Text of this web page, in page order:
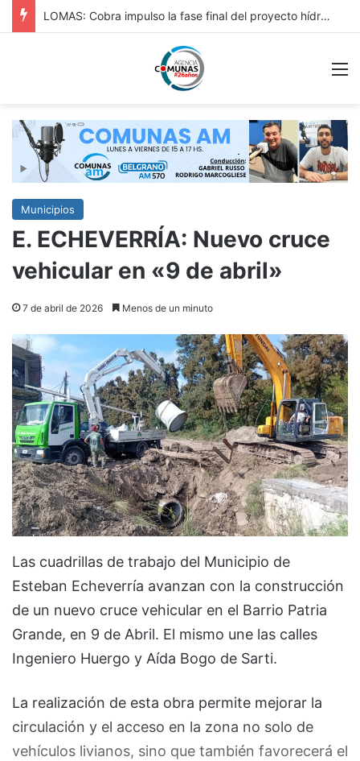
HURLINGAM: IMPORTANTE: REPAVIMENTACIÓN DE VERGARA Y OBRA HIDRÁULICA EN ORIGONE
Municipios
E. ECHEVERRÍA: Nuevo cruce
vehicular en «9 de abril»
7 de abril de 2026 Menos de un minuto
Las cuadrillas de trabajo del Municipio de
Esteban Echeverría avanzan con la construcción
de un nuevo cruce vehicular en el Barrio Patria
Grande, en 9 de Abril. El mismo une las calles
Ingeniero Huergo y Aída Bogo de Sarti.
La realización de esta obra permite mejorar la
circulación y el acceso en la zona no solo de
vehículos livianos, sino que también favorecerá el